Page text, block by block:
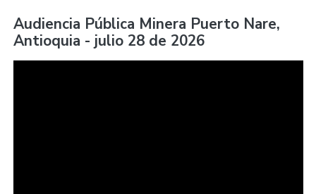
Audiencia Pública Minera Puerto Nare,
Antioquia - julio 28 de 2026